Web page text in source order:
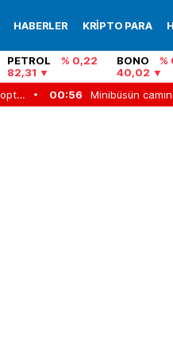
HABERLER KRİPTO PARA
PETROL
% 0,22
82,31
BONO
%
40,02
Minibüsün camını kırıp para ve altınları çalmışlardı! Kar maskeli 5 şüpheli, 3 ilde düzenlenen operasyonlarla yakalandı 00:49